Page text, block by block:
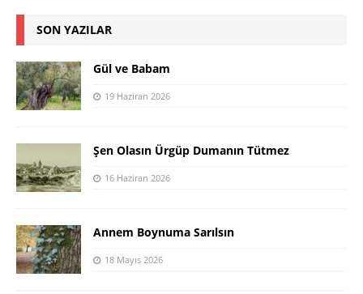
SON YAZILAR
Gül ve Babam
19 Haziran 2026
Şen Olasın Ürgüp Dumanın Tütmez
16 Haziran 2026
Annem Boynuma Sarılsın
18 Mayıs 2026